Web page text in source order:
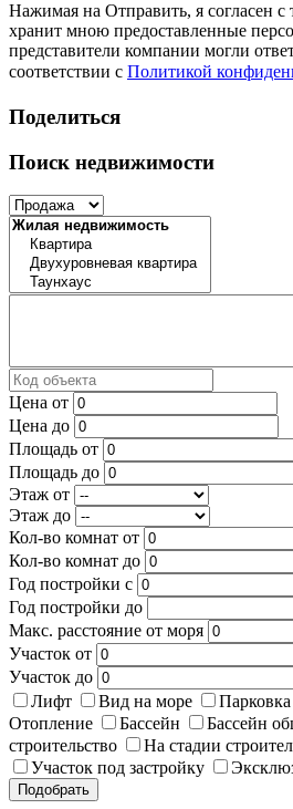
Нажимая на Отправить, я согласен с
хранит мною предоставленные
представители компании могли
соответствии с Политикой
Поделиться
Поиск недвижимости
Цена от
Цена до
Площадь от
Площадь до
Этаж от
Этаж до
Кол-во комнат от
Кол-во комнат до
Год постройки с
Год постройки до
Макс. расстояние от моря
Участок от
Участок до
Лифт
Вид на море Парковка
Отопление
Бассейн Бассейн
строительство
На стадии
Участок под застройку
Подобрать